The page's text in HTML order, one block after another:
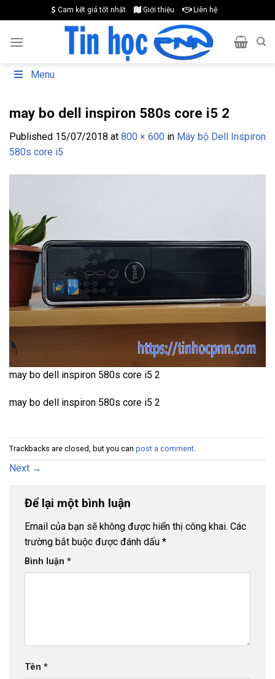
to
content
Cam kết giá tốt nhất Giới thiệu Liên hệ
Menu
may bo dell inspiron 580s core i5 2
Published 15/07/2018 at 800 × 600 in Máy bộ Dell Inspiron
580s core i5
may bo dell inspiron 580s core i5 2
may bo dell inspiron 580s core i5 2
Trackbacks are closed, but you can post a comment
Next →
Để lại một bình luận
Email của bạn sẽ không được hiển thị công khai. Các
trường bắt buộc được đánh dấu *
Bình luận *
Tên *